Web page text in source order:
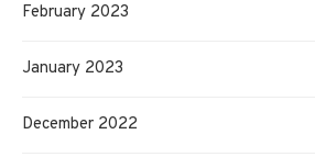
February 2023
January 2023
December 2022